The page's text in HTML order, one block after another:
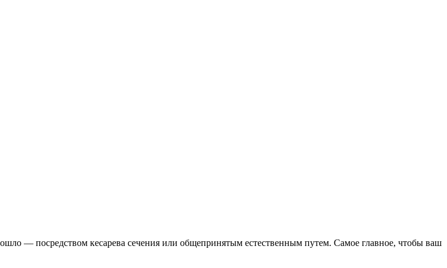
— посредством кесарева сечения или общепринятым естественным путем. Самое главное, чтобы ваш